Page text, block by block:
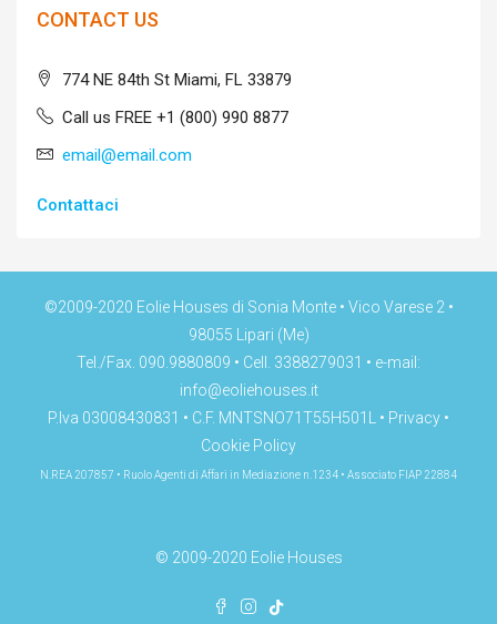
CONTACT US
774 NE 84th St Miami, FL 33879
Call us FREE +1 (800) 990 8877
email@email.com
Contattaci
©2009-2020 Eolie Houses di Sonia Monte • Vico Varese 2 •
98055 Lipari (Me)
Tel./Fax. 090.9880809 • Cell. 3388279031 • e-mail:
info@eoliehouses.it
P.Iva 03008430831 • C.F. MNTSNO71T55H501L • Privacy •
Cookie Policy
N.REA 207857 • Ruolo Agenti di Affari in Mediazione n.1234 • Associato FIAP 22884
© 2009-2020 Eolie Houses